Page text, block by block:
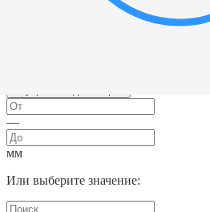
—
мм
Или выберите значение: